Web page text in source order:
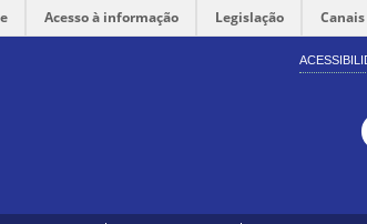
Acesso à informação Legislação Canais